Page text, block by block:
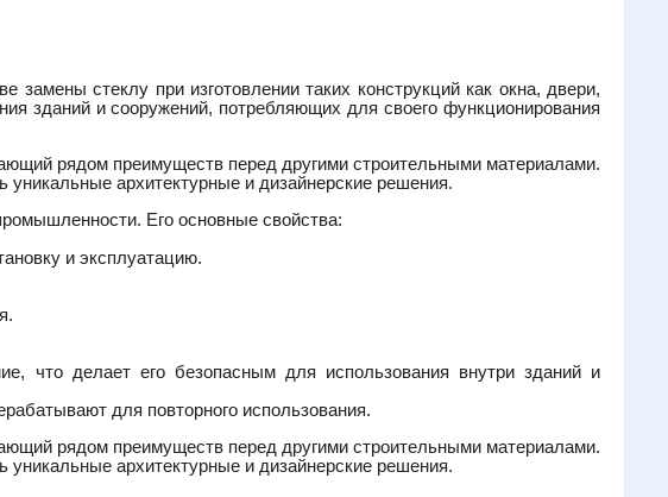
замены стеклу при изготовлении таких конструкций как окна, двери,
зданий и сооружений, потребляющих для своего функционирования
рядом преимуществ перед другими строительными материалами.
архитектурные и дизайнерские решения.
Его основные свойства:
и эксплуатацию.
что делает его безопасным для использования внутри зданий и
для повторного использования.
рядом преимуществ перед другими строительными материалами.
архитектурные и дизайнерские решения.